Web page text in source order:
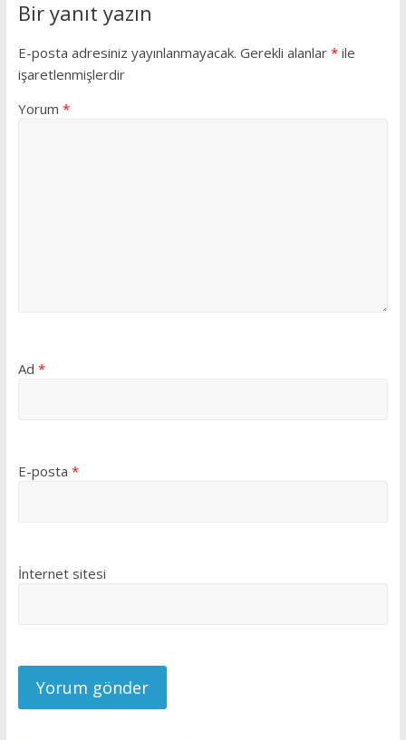
Bir yanıt yazın
E-posta adresiniz yayınlanmayacak. Gerekli alanlar *ile
işaretlenmişlerdir
Yorum *
Ad *
E-posta *
İnternet sitesi